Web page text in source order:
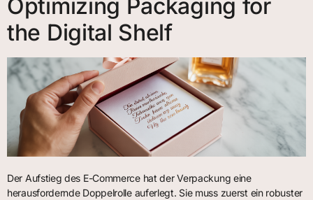
Optimizing Packaging for
the Digital Shelf
Der Aufstieg des E-Commerce hat der Verpackung eine
herausfordernde Doppelrolle auferlegt. Sie muss zuerst ein robuster